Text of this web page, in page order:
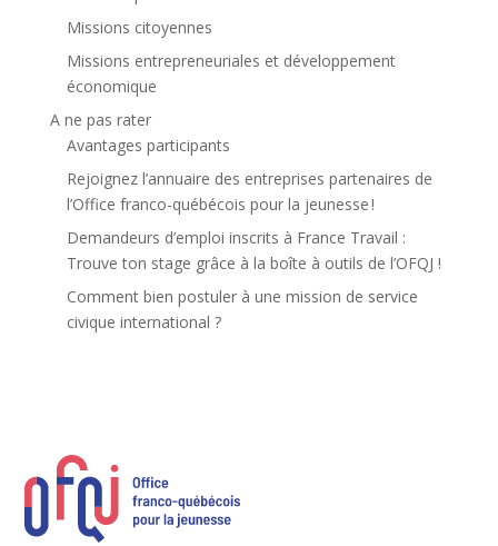
Missions citoyennes
Missions entrepreneuriales et développement
économique
A ne pas rater
Avantages participants
Rejoignez l’annuaire des entreprises partenaires de
l’Office franco-québécois pour la jeunesse !
Demandeurs d’emploi inscrits à France Travail :
Trouve ton stage grâce à la boîte à outils de l’OFQJ !
Comment bien postuler à une mission de service
civique international ?